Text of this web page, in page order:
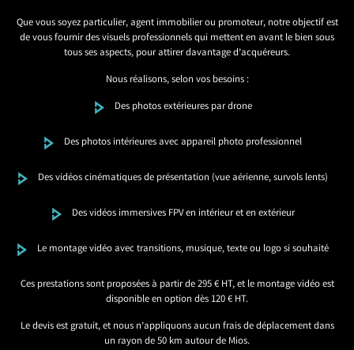
Que vous soyez particulier, agent immobilier ou promoteur, notre objectif est
de vous fournir des visuels professionnels qui mettent en avant le bien sous
tous ses aspects, pour attirer davantage d’acquéreurs.
Nous réalisons, selon vos besoins :
Des photos extérieures par drone
Des photos intérieures avec appareil photo professionnel
Des vidéos cinématiques de présentation (vue aérienne, survols lents)
Des vidéos immersives FPV en intérieur et en extérieur
Le montage vidéo avec transitions, musique, texte ou logo si souhaité
Ces prestations sont proposées à partir de 295 € HT, et le montage vidéo est
disponible en option dès 120 € HT.
Le devis est gratuit, et nous n’appliquons aucun frais de déplacement dans
un rayon de 50 km autour de Mios.